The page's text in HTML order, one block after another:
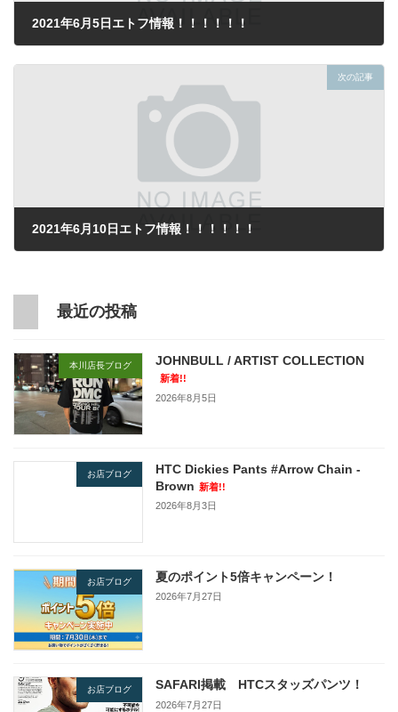
2021年6月5日エトフ情報！！！！！！
次の記事
2021年6月10日エトフ情報！！！！！！
最近の投稿
本川店長ブログ JOHNBULL / ARTIST COLLECTION
新着!!
2026年8月5日
お店ブログ
HTC Dickies Pants #Arrow Chain -
Brown 新着!!
2026年8月3日
お店ブログ 夏のポイント5倍キャンペーン！
2026年7月27日
お店ブログ SAFARI掲載 HTCスタッズパンツ！
2026年7月27日